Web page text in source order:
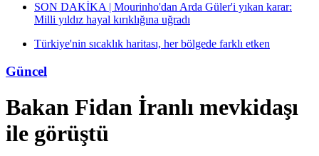
SON DAKİKA | Mourinho'dan Arda Güler'i yıkan karar:
Milli yıldız hayal kırıklığına uğradı
Türkiye'nin sıcaklık haritası, her bölgede farklı etken
Güncel
Bakan Fidan İranlı mevkidaşı
ile görüştü